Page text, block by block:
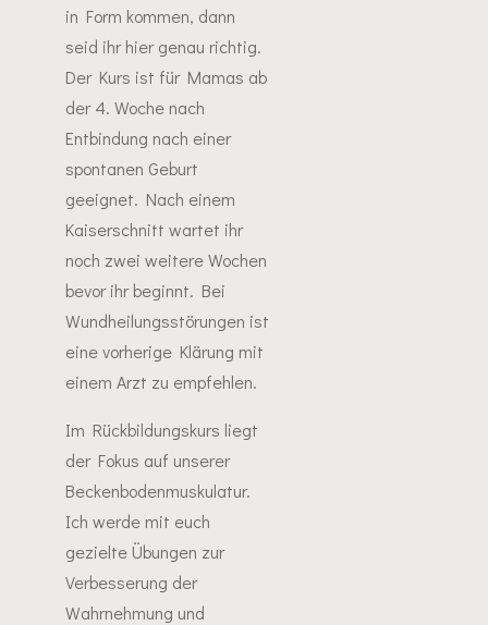
in Form kommen, dann
seid ihr hier genau richtig.
Der Kurs ist für Mamas ab
der 4. Woche nach
Entbindung nach einer
spontanen Geburt
geeignet. Nach einem
Kaiserschnitt wartet ihr
noch zwei weitere Wochen
bevor ihr beginnt. Bei
Wundheilungsstörungen ist
eine vorherige Klärung mit
einem Arzt zu empfehlen.
Im Rückbildungskurs liegt
der Fokus auf unserer
Beckenbodenmuskulatur.
Ich werde mit euch
gezielte Übungen zur
Verbesserung der
Wahrnehmung und